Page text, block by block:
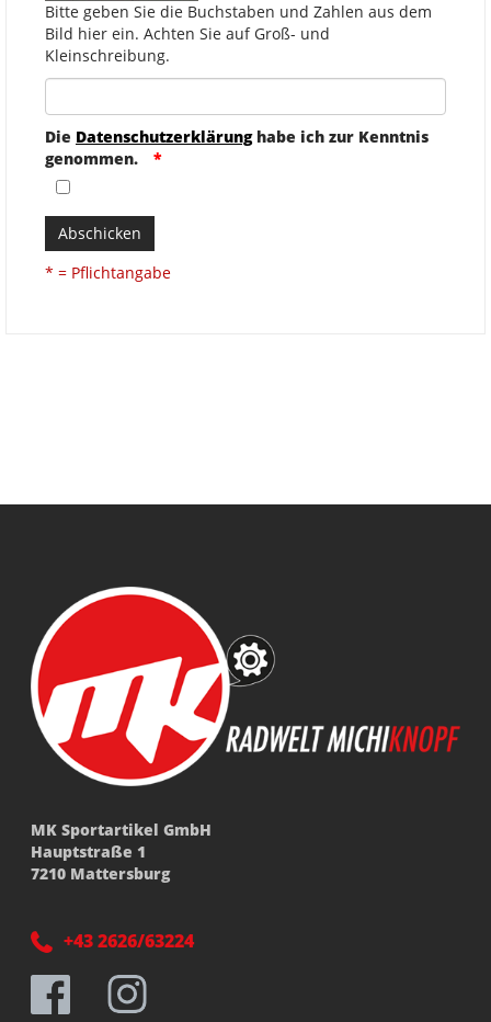
Bitte geben Sie die Buchstaben und Zahlen aus dem
Bild hier ein. Achten Sie auf Groß- und
Kleinschreibung.
Die Datenschutzerklärunghabe ich zur Kenntnis
genommen.
Abschicken
* = Pflichtangabe
MK Sportartikel GmbH
Hauptstraße 1
7210 Mattersburg
+43 2626/63224